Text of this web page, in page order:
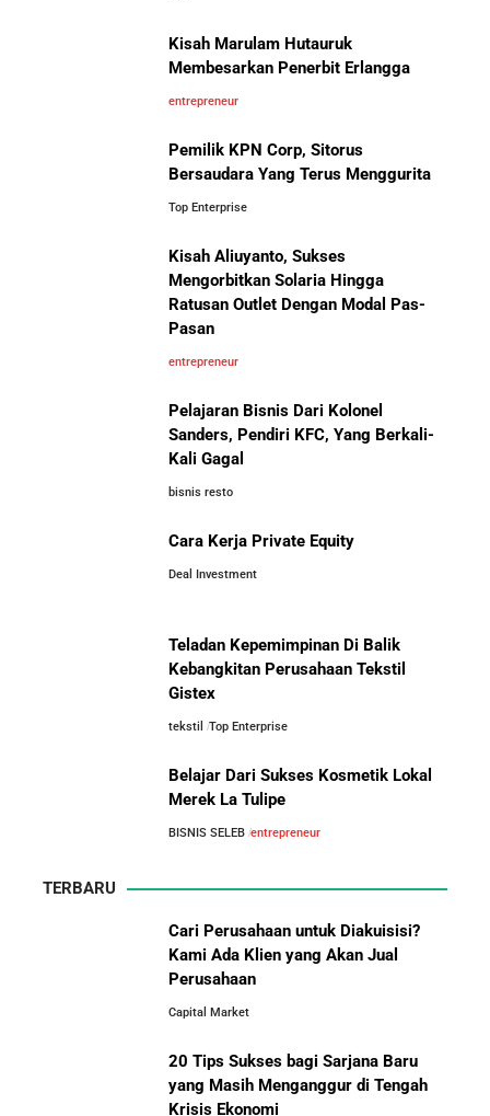
Penghalang Menuju Kesuksesan
Bisnis-Bisnis dan Pendapatan
Achraf Hakimi, Bintang Sepak
Bola Asal Maroko yang
Menaklukkan Eropa
Perusahaan Indonesia Skala
Besar
Perbandingan Gaji Tahunan:
Jepang, Malaysia, dan Arab Saudi
Terbaik untuk Kulakan Barang
Cara Menggunakan Canva di ChatGPT untuk
Mendesain Presentasi Secara Cepat dan Mudah
5 Pelajaran Hidup dari Pendiri Traveloka untuk Anak
Jangan Mau Selamanya Jadi Karyawan! Saatnya
Menjadi Pengusaha dan Mengubah Hidup Anda
Panduan Lengkap Membangun Pasar Ekspor: Cara
UMKM Indonesia Menembus Pasar Global
5 Pengusaha Pribumi Tersukses Dalam Bisnis
Lima Salesman Dunia yang Menjadi Miliarder Sukses
Yang Berawal Dari Distributor Sederhana
Kisah Wardah Group: Dari Usaha Rumahan Jadi
Pemimpin Industri Kecantikan Nasional
Asal-Usul Kekayaan Erick Thohir dan Boy Thohir
Kisah Sukses Todd Boehly: Cucu Pekerja Pabrik yang
Arifin Panigoro: Dari Insinyur Listrik Menjadi Raja
5 Tahun Pertama WhatsApp: Kisah Perintisan,
Belajar dari Kopi Kenangan: Cara Membangun Resto
Kafe yang Cepat Tumbuh dan Menguntungkan
Kisah Marulam Hutauruk
Membesarkan Penerbit Erlangga
entrepreneur
Pemilik KPN Corp, Sitorus
Bersaudara Yang Terus Menggurita
Top Enterprise
Kisah Aliuyanto, Sukses
Mengorbitkan Solaria Hingga
Ratusan Outlet Dengan Modal Pas-
Pasan
entrepreneur
Pelajaran Bisnis Dari Kolonel
Sanders, Pendiri KFC, Yang Berkali-
Kali Gagal
bisnis resto
Cara Kerja Private Equity
Deal Investment
Teladan Kepemimpinan Di Balik
Kebangkitan Perusahaan Tekstil
Gistex
tekstil Top Enterprise
Belajar Dari Sukses Kosmetik Lokal
Merek La Tulipe
BISNIS SELEB entrepreneur
TERBARU
Cari Perusahaan untuk Diakuisisi?
Kami Ada Klien yang Akan Jual
Perusahaan
Capital Market
20 Tips Sukses bagi Sarjana Baru
yang Masih Menganggur di Tengah
Krisis Ekonomi